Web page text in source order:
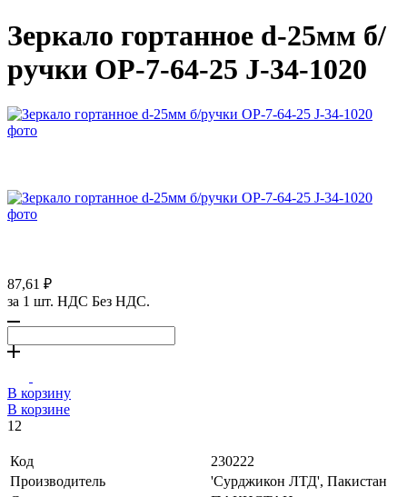
Зеркало гортанное d-25мм б/
ручки ОР-7-64-25 J-34-1020
87,61 ₽
за 1 шт. НДС Без НДС.
В корзину
В корзине
12
Код
230222
Производитель
'Сурджикон ЛТД', Пакистан